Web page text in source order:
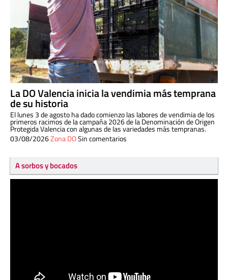
La DO Valencia inicia la vendimia más temprana
de su historia
El lunes 3 de agosto ha dado comienzo las labores de vendimia de los
primeros racimos de la campaña 2026 de la Denominación de Origen
Protegida Valencia con algunas de las variedades más tempranas.
03/08/2026Zona DOSin comentarios
A sorbos y bocados